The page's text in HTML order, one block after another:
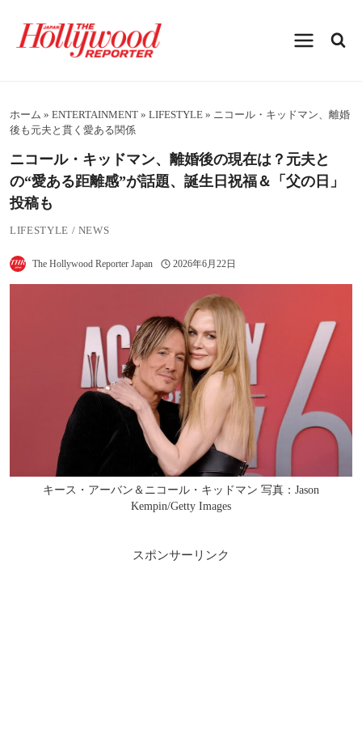
プホーム » ENTERTAINMENT » LIFESTYLE » ニコール・キッドマン、離婚
後も元夫と貫く愛ある関係
ニコール・キッドマン、離婚後の現在は？元夫と
の“愛ある距離感”が話題、誕生日祝福＆「父の日」
投稿も
LIFESTYLE / NEWS
The Hollywood Reporter Japan 2026年6月22日
キース・アーバン＆ニコール・キッドマン 写真：Jason
Kempin/Getty Images
スポンサーリンク